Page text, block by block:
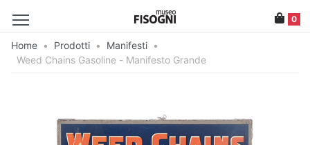
0
Home • Prodotti • Manifesti •
Weed Chains Gasoline - Manifesto Grande